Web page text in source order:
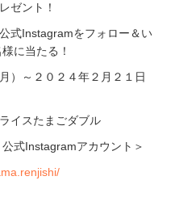
ゼント！
式Instagramをフォロー＆い
に当たる！
）～２０２４年２月２１日
イスたまごダブル
式Instagramアカウント＞